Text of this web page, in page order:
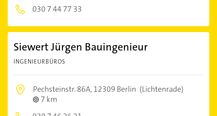
030 7 44 77 33
Siewert Jürgen Bauingenieur
INGENIEURBÜROS
Pechsteinstr. 86A,12309 Berlin (Lichtenrade)
7 km